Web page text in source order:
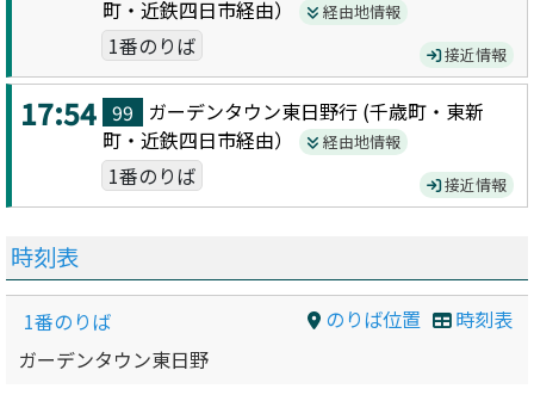
町・近鉄四日市経由） 経由地情報
1番のりば 接近情報
17:54 99 ガーデンタウン東日野行 (千歳町・東新
町・近鉄四日市経由） 経由地情報
1番のりば 接近情報
時刻表
のりば位置 時刻表
1番のりば
ガーデンタウン東日野